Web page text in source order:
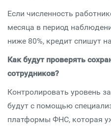
Если численность
месяца в период
ниже 80%, кредит спишут
Как будут проверять
сотрудников?
Контролировать уровень
будут с помощью
платформы ФНС, которая